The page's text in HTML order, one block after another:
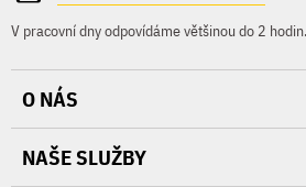
V pracovní dny odpovídáme většinou do 2 hodin.
O NÁS
NAŠE SLUŽBY